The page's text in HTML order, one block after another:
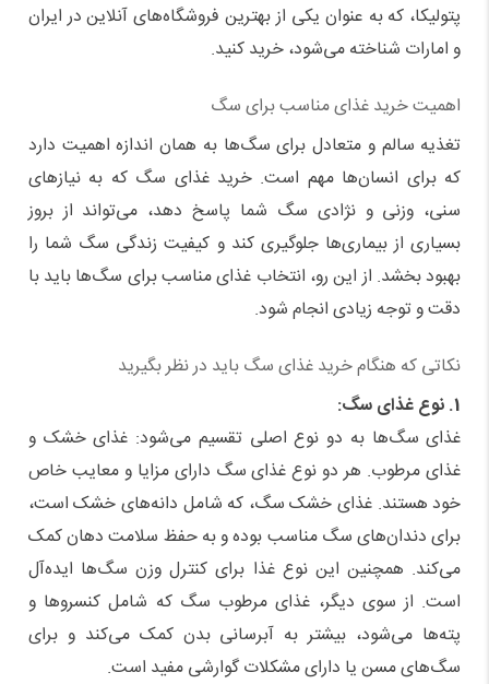
پتولیکا، که به عنوان یکی از بهترین فروشگاه‌های آنلاین در ایران
و امارات شناخته می‌شود، خرید کنید.
اهمیت خرید غذای مناسب برای سگ
تغذیه سالم و متعادل برای سگ‌ها به همان اندازه اهمیت دارد
که برای انسان‌ها مهم است. خرید غذای سگ که به نیازهای
سنی، وزنی و نژادی سگ شما پاسخ دهد، می‌تواند از بروز
بسیاری از بیماری‌ها جلوگیری کند و کیفیت زندگی سگ شما را
بهبود بخشد. از این رو، انتخاب غذای مناسب برای سگ‌ها باید با
دقت و توجه زیادی انجام شود.
نکاتی که هنگام خرید غذای سگ باید در نظر بگیرید
1. نوع غذای سگ:
غذای سگ‌ها به دو نوع اصلی تقسیم می‌شود: غذای خشک و
غذای مرطوب. هر دو نوع غذای سگ دارای مزایا و معایب خاص
خود هستند. غذای خشک سگ، که شامل دانه‌های خشک است،
برای دندان‌های سگ مناسب بوده و به حفظ سلامت دهان کمک
می‌کند. همچنین این نوع غذا برای کنترل وزن سگ‌ها ایده‌آل
است. از سوی دیگر، غذای مرطوب سگ که شامل کنسروها و
پته‌ها می‌شود، بیشتر به آبرسانی بدن کمک می‌کند و برای
سگ‌های مسن یا دارای مشکلات گوارشی مفید است.